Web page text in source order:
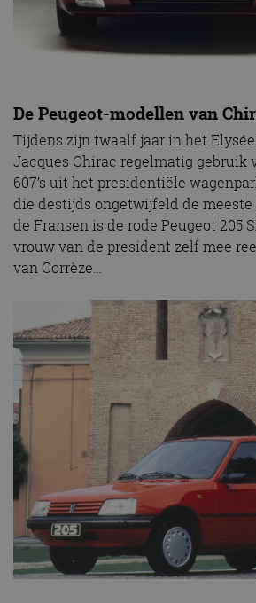
De Peugeot-modellen van
Tijdens zijn twaalf jaar in het
Jacques Chirac regelmatig gebruik
607’s uit het presidentiële
die destijds ongetwijfeld de
de Fransen is de rode Peugeot 205
vrouw van de president zelf mee
van Corrèze…